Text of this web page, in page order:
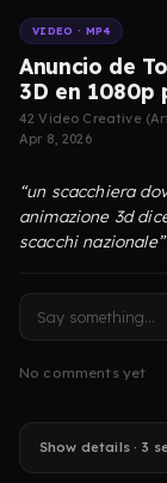
VIDEO · MP4
Anuncio de
3D en 1080p
42 Video Creative
Apr 8, 2026
“un scacchiera
animazione 3d
scacchi nazionale”
No comments yet
Show details · 3